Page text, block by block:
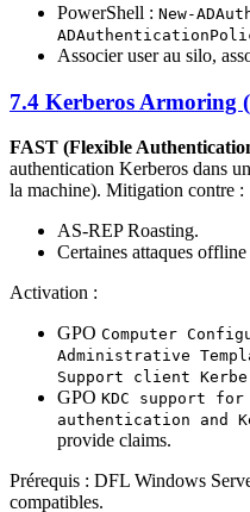
PowerShell : New-
Associer user au silo,
7.4 Kerberos Armoring
FAST (Flexible
authentication Kerberos dans
la machine). Mitigation contre :
AS-REP Roasting.
Certaines attaques
Activation :
GPO Computer
Administrative
Support client
GPO KDC support for
authentication and
provide claims.
Prérequis : DFL Windows
compatibles.